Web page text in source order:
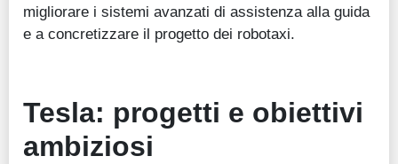
migliorare i sistemi avanzati di assistenza alla guida
e a concretizzare il progetto dei robotaxi.
Tesla: progetti e obiettivi
ambiziosi